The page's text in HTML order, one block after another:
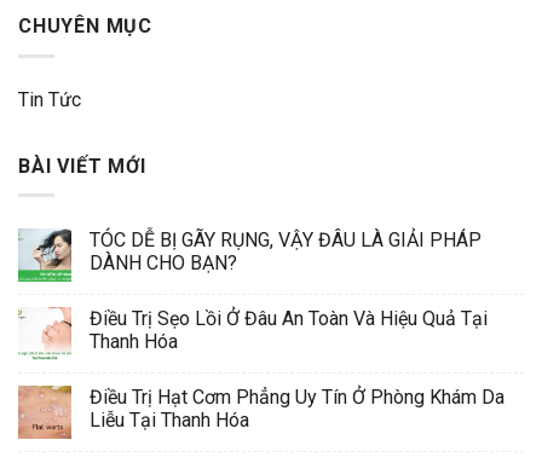
CHUYÊN MỤC
Tin Tức
BÀI VIẾT MỚI
TÓC DỄ BỊ GÃY RỤNG, VẬY ĐÂU LÀ GIẢI PHÁP
DÀNH CHO BẠN?
Điều Trị Sẹo Lồi Ở Đâu An Toàn Và Hiệu Quả Tại
Thanh Hóa
Điều Trị Hạt Cơm Phẳng Uy Tín Ở Phòng Khám Da
Liễu Tại Thanh Hóa